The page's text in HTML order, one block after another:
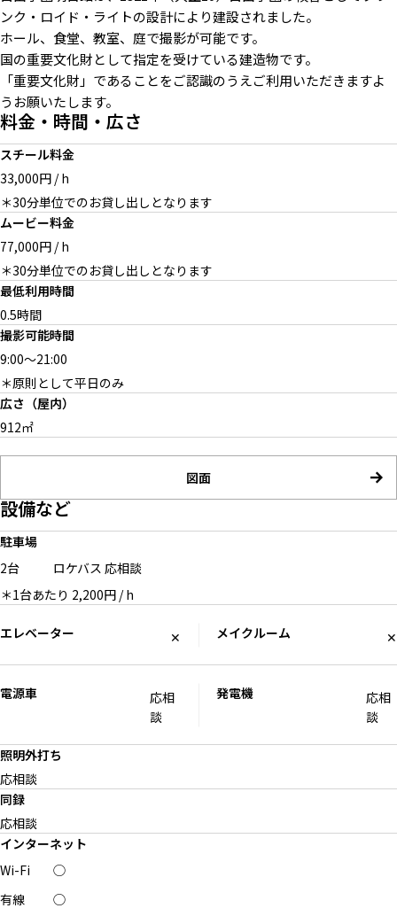
ンク・ロイド・ライトの設計により建設されました。
ホール、食堂、教室、庭で撮影が可能です。
国の重要文化財として指定を受けている建造物です。
「重要文化財」であることをご認識のうえご利用いただきますよ
うお願いたします。
料金・時間・広さ
スチール料金
33,000円 / h
＊30分単位でのお貸し出しとなります
ムービー料金
77,000円 / h
＊30分単位でのお貸し出しとなります
最低利用時間
0.5時間
撮影可能時間
9:00～21:00
＊原則として平日のみ
広さ（屋内）
912㎡
図面
設備など
駐車場
2台
ロケバス 応相談
＊1台あたり 2,200円 / h
エレベーター ✕ メイクルーム ✕
電源車
応相
談
発電機
応相
談
照明外打ち
応相談
同録
応相談
インターネット
Wi-Fi
◯
有線
◯